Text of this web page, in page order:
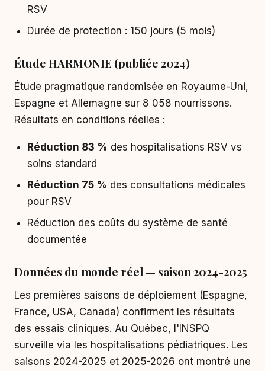
RSV
Durée de protection : 150 jours (5 mois)
Étude HARMONIE (publiée 2024)
Étude pragmatique randomisée en Royaume-Uni,
Espagne et Allemagne sur 8 058 nourrissons.
Résultats en conditions réelles :
Réduction 83 % des hospitalisations RSV vs
soins standard
Réduction 75 % des consultations médicales
pour RSV
Réduction des coûts du système de santé
documentée
Données du monde réel — saison 2024-2025
Les premières saisons de déploiement (Espagne,
France, USA, Canada) confirment les résultats
des essais cliniques. Au Québec, l'INSPQ
surveille via les hospitalisations pédiatriques. Les
saisons 2024-2025 et 2025-2026 ont montré une